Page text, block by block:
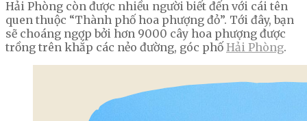
Hải Phòng còn được nhiều người biết đến với cái tên
quen thuộc “Thành phố hoa phượng đỏ”. Tới đây, bạn
sẽ choáng ngợp bởi hơn 9000 cây hoa phượng được
trồng trên khắp các nẻo đường, góc phố Hải Phòng.